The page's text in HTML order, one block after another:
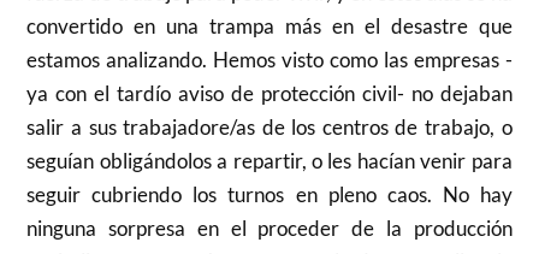
convertido en una trampa más en el desastre que
estamos analizando. Hemos visto como las empresas -
ya con el tardío aviso de protección civil- no dejaban
salir a sus trabajadore/as de los centros de trabajo, o
seguían obligándolos a repartir, o les hacían venir para
seguir cubriendo los turnos en pleno caos. No hay
ninguna sorpresa en el proceder de la producción